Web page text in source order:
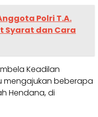
Polri T.A.
Syarat dan Cara
Keadilan
mengajukan beberapa
Hendana, di